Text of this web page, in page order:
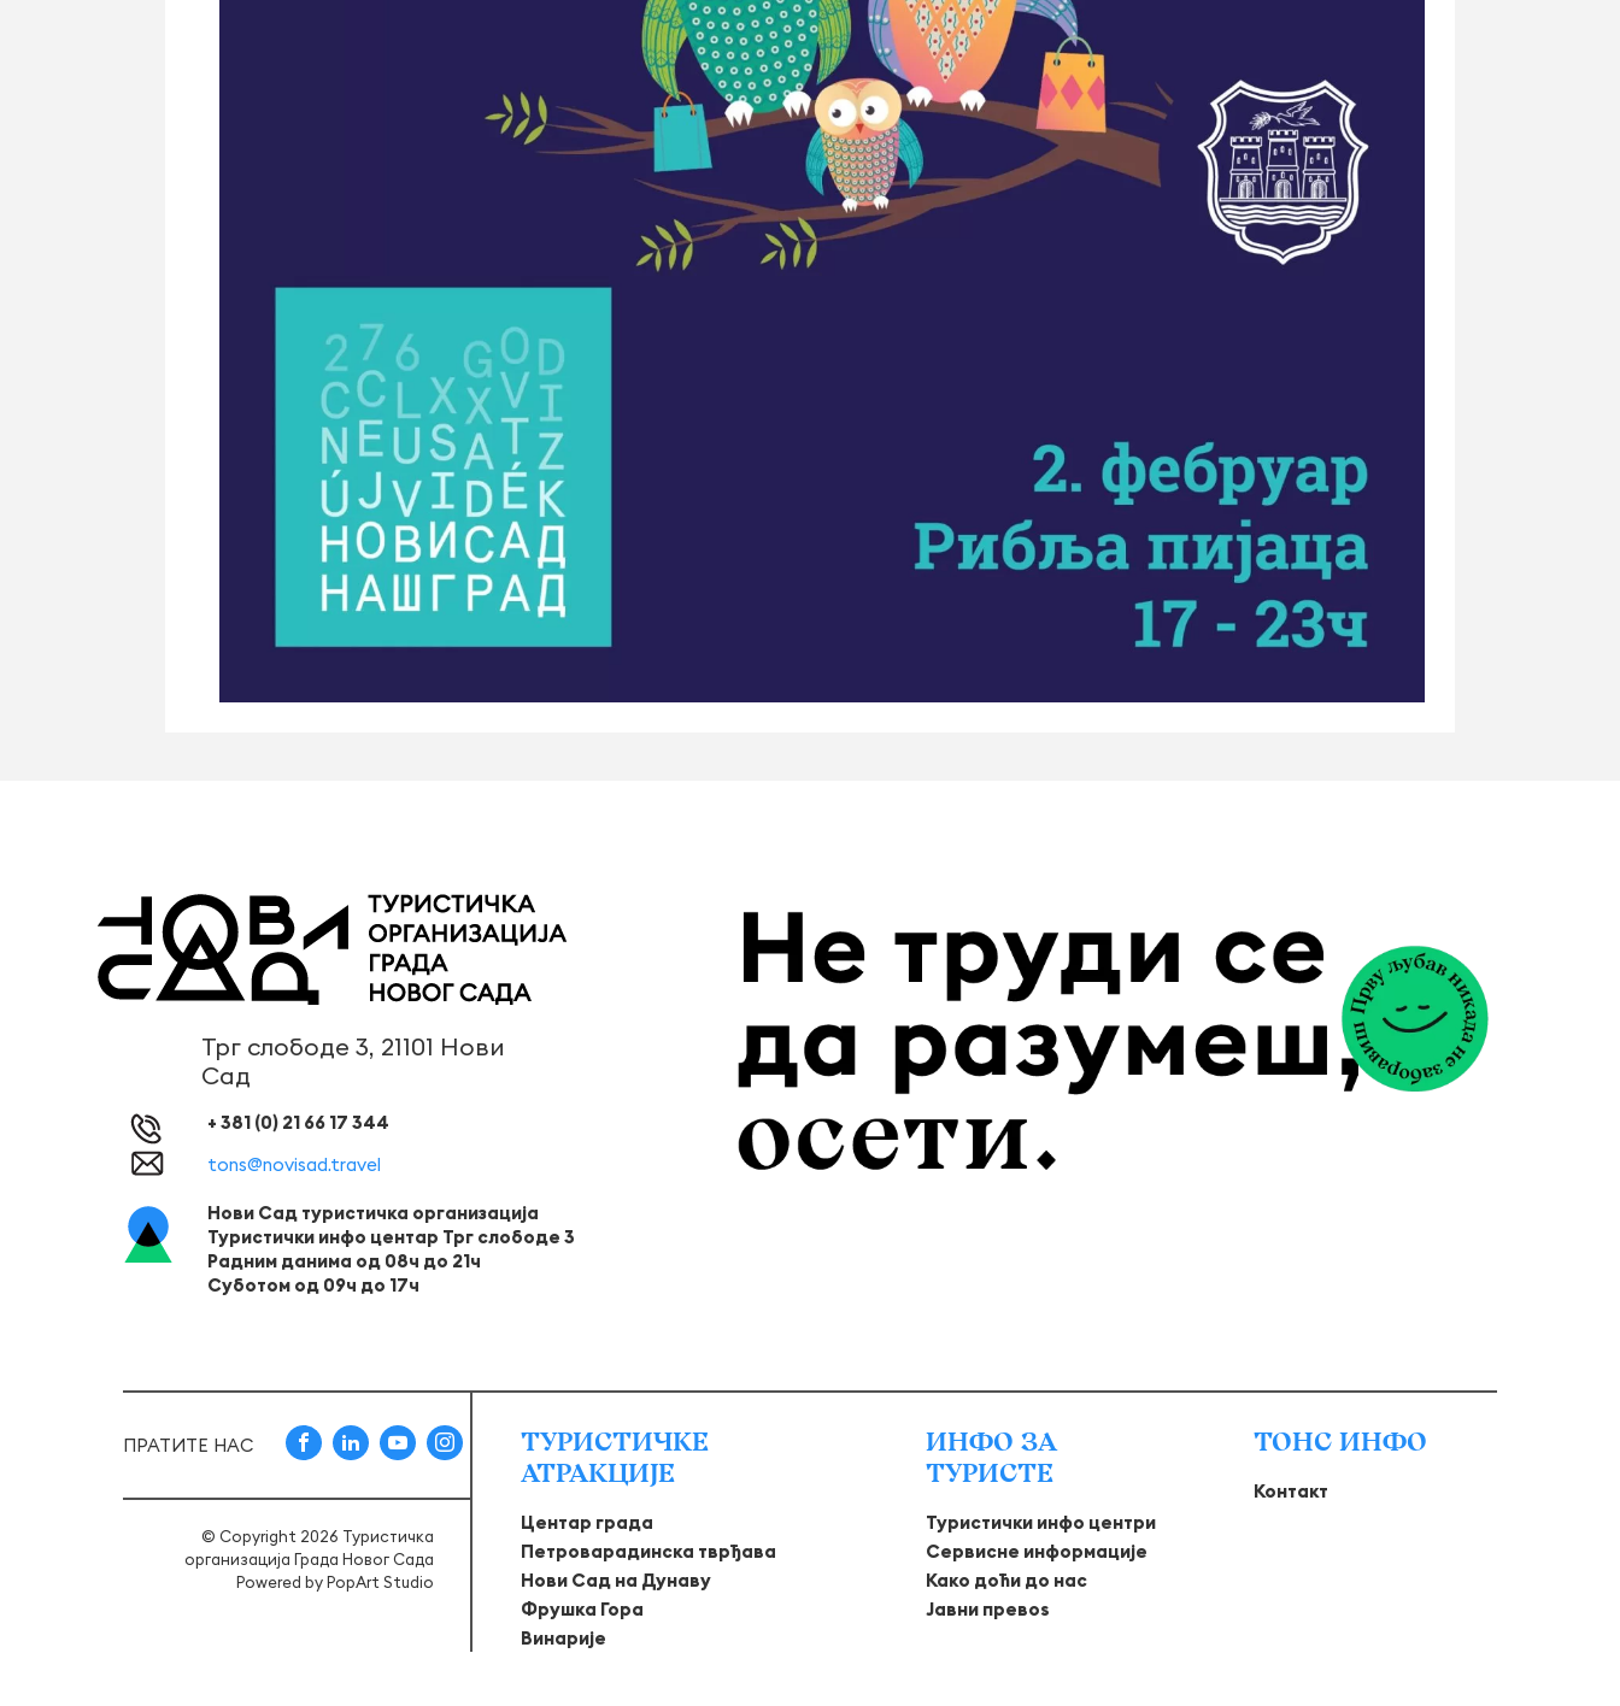
Трг слободе 3, 21101 Нови
Сад
+ 381 (0) 21 66 17 344
tons@novisad.travel
Нови Сад туристичка организација
Туристички инфо центар Трг слободе 3
Радним данима од 08ч до 21ч
Суботом од 09ч до 17ч
ПРАТИТЕ НАС
© Copyright 2026 Туристичка
организација Града Новог Сада
Powered byPopArt Studio
ТУРИСТИЧКЕ
АТРАКЦИЈЕ
Центар града
Петроварадинска тврђава
Нови Сад на Дунаву
Фрушка Гора
Винарије
ИНФО ЗА
ТУРИСТЕ
Туристички инфо центри
Сервисне информације
Како доћи до нас
Јавни превоѕ
ТОНС ИНФО
Контакт